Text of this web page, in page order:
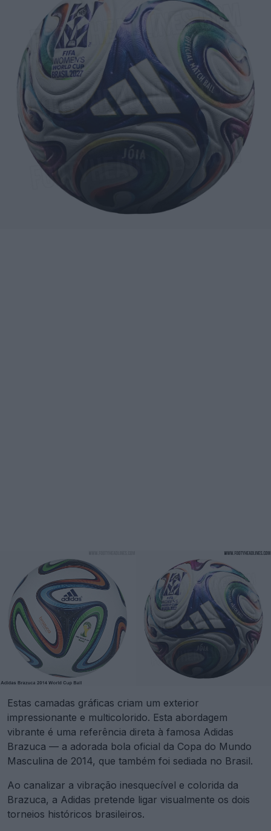
Estas camadas gráficas criam um exterior
impressionante e multicolorido. Esta abordagem
vibrante é uma referência direta à famosa Adidas
Brazuca — a adorada bola oficial da Copa do Mundo
Masculina de 2014, que também foi sediada no Brasil.
Ao canalizar a vibração inesquecível e colorida da
Brazuca, a Adidas pretende ligar visualmente os dois
torneios históricos brasileiros.